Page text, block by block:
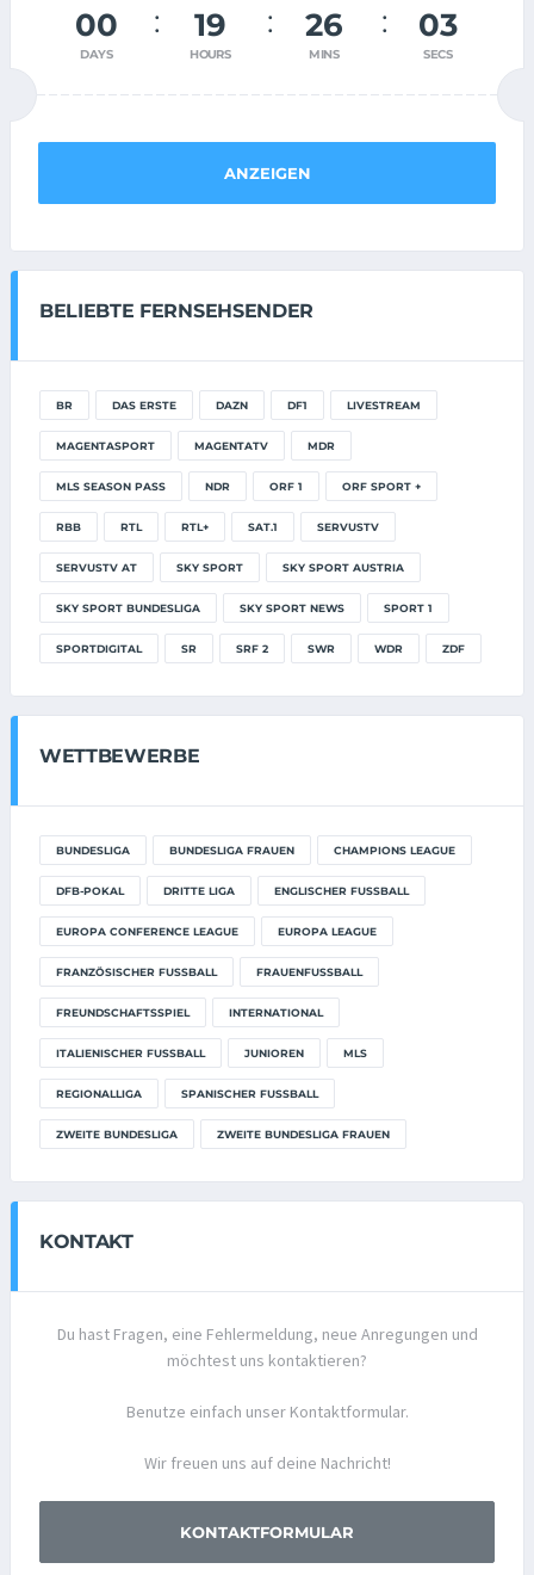
00
DAYS
19
HOURS
26
MINS
03
SECS
ANZEIGEN
BELIEBTE FERNSEHSENDER
BR DAS ERSTE DAZN DF1 LIVESTREAM
MAGENTASPORT MAGENTATV MDR
MLS SEASON PASS NDR ORF 1 ORF SPORT +
RBB RTL RTL+ SAT.1 SERVUSTV
SERVUSTV AT SKY SPORT SKY SPORT AUSTRIA
SKY SPORT BUNDESLIGA SKY SPORT NEWS SPORT 1
SPORTDIGITAL SR SRF 2 SWR WDR ZDF
WETTBEWERBE
BUNDESLIGA BUNDESLIGA FRAUEN CHAMPIONS LEAGUE
DFB-POKAL DRITTE LIGA ENGLISCHER FUSSBALL
EUROPA CONFERENCE LEAGUE EUROPA LEAGUE
FRANZÖSISCHER FUSSBALL FRAUENFUSSBALL
FREUNDSCHAFTSSPIEL INTERNATIONAL
ITALIENISCHER FUSSBALL JUNIOREN MLS
REGIONALLIGA SPANISCHER FUSSBALL
ZWEITE BUNDESLIGA ZWEITE BUNDESLIGA FRAUEN
KONTAKT
Du hast Fragen, eine Fehlermeldung, neue Anregungen und
möchtest uns kontaktieren?
Benutze einfach unser Kontaktformular.
Wir freuen uns auf deine Nachricht!
KONTAKTFORMULAR